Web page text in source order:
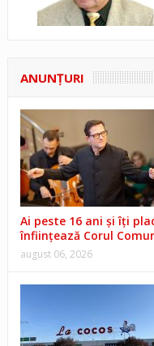
ANUNŢURI
Ai peste 16 ani și îți
înființează Corul
august 06, 2026